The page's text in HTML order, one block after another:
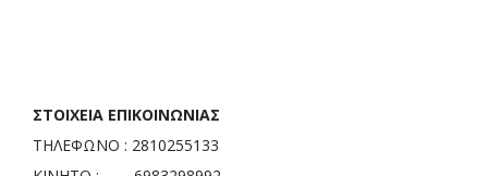
ΣΤΟΙΧΕΙΑ ΕΠΙΚΟΙΝΩΝΙΑΣ
ΤΗΛΕΦΩΝΟ : 2810255133